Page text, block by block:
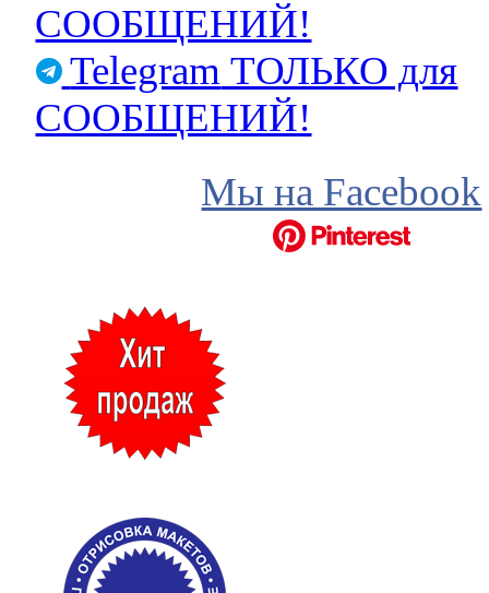
СООБЩЕНИЙ!
Telegram ТОЛЬКО для
СООБЩЕНИЙ!
Мы на Facebook